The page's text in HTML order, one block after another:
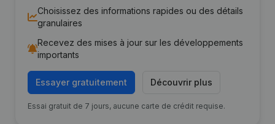
Choisissez des informations rapides ou des détails
granulaires
Recevez des mises à jour sur les développements
importants
Essayer gratuitement Découvrir plus
Essai gratuit de 7 jours, aucune carte de crédit requise.